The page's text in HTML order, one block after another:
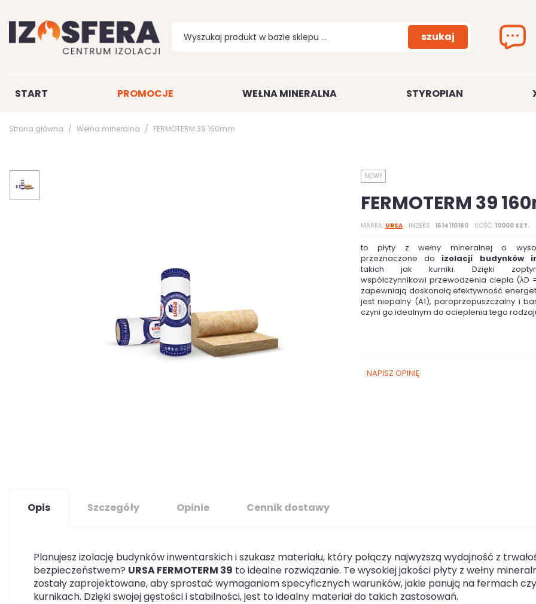
szukaj
START PROMOCJE WEŁNA MINERALNA STYROPIAN
Strona główna Wełna mineralna FERMOTERM 39 160mm
NOWY
FERMOTERM 39
MARKA URSA INDEKS 1514110160 ILOŚĆ 10000 SZT.
to płyty z wełny mineralnej o
przeznaczone do izolacji budynków
takich jak kurniki. Dzięki
współczynnikowi przewodzenia ciepła (λD
zapewniają doskonałą efektywność
jest niepalny (A1), paroprzepuszczalny i
czyni go idealnym do ocieplenia tego
NAPISZ OPINIĘ
Opis Szczegóły Opinie Cennik dostawy
Planujesz izolację budynków inwentarskich i szukasz materiału, który połączy najwyższą wydajność z
bezpieczeństwem? URSA FERMOTERM 39 to idealne rozwiązanie. Te wysokiej jakości płyty z wełny
zostały zaprojektowane, aby sprostać wymaganiom specyficznych warunków, jakie panują na fermach
kurnikach. Dzięki swojej gęstości i stabilności, jest to idealny materiał do takich zastosowań.